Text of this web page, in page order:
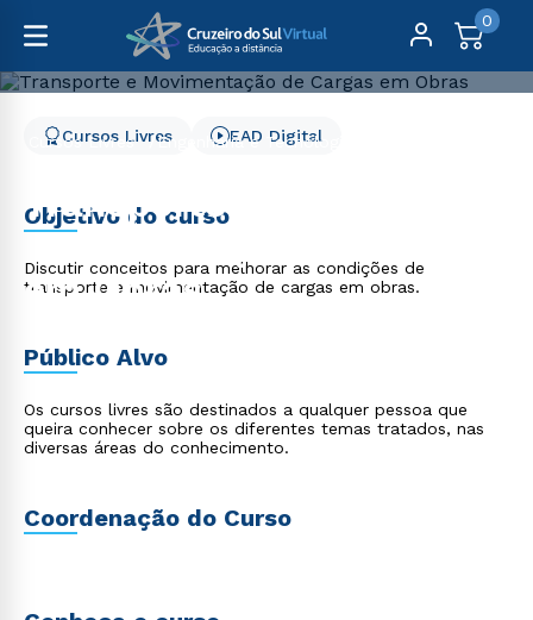
0
Cursos Livres
Engenharia e Tecnologia
Transporte e
Movimentação de Cargas
em Obras
Cursos Livres EAD Digital
Objetivo do curso
Discutir conceitos para melhorar as condições de
transporte e movimentação de cargas em obras.
Público Alvo
Os cursos livres são destinados a qualquer pessoa que
queira conhecer sobre os diferentes temas tratados, nas
diversas áreas do conhecimento.
Coordenação do Curso